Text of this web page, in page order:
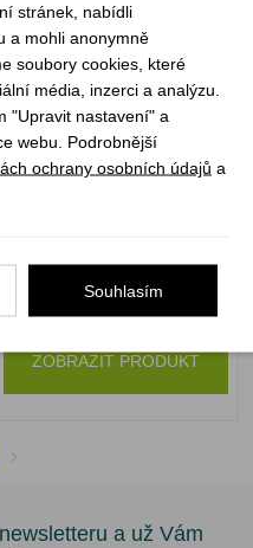
Singing Rock Ferrata
packet II
Není skladem
3 690 Kč
ZOBRAZIT PRODUKT
a už Vám
stránek, nabídli
a mohli anonymně
soubory cookies, které
média, inzerci a analýzu.
"Upravit nastavení" a
webu. Podrobnější
ochrany osobních údajů a
Souhlasím